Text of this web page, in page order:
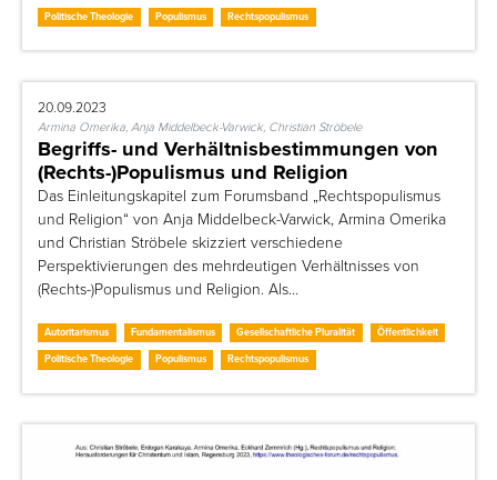
Politische Theologie
Populismus Rechtspopulismus
20.09.2023
Armina Omerika, Anja Middelbeck-Varwick, Christian Ströbele
Begriffs- und Verhältnisbestimmungen von
(Rechts-)Populismus und Religion
Das Einleitungskapitel zum Forumsband „Rechtspopulismus
und Religion“ von Anja Middelbeck-Varwick, Armina Omerika
und Christian Ströbele skizziert verschiedene
Perspektivierungen des mehrdeutigen Verhältnisses von
(Rechts-)Populismus und Religion. Als…
Autoritarismus Fundamentalismus Gesellschaftliche Pluralität
Öffentlichkeit
Politische Theologie
Populismus Rechtspopulismus